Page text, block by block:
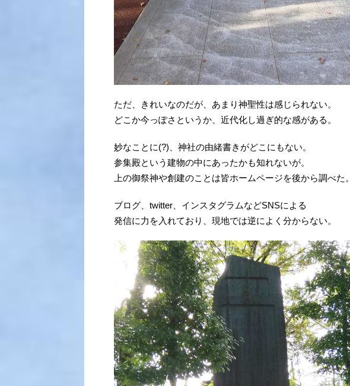
ただ、きれいなのだが、あまり神聖性は感じられない。
どこか今っぽさというか、近代化し過ぎ的な感がある。
妙なことに(?)、神社の由緒書きがどこにもない。
参集殿という建物の中にあったかも知れないが。
上の御祭神や創建のことは皆ホームページを後から調べた。
ブログ、twitter、インスタグラムなどSNSによる
発信に力を入れており、現地では逆によく分からない。